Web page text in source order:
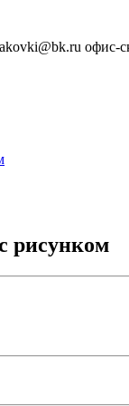
офис-
рисунком